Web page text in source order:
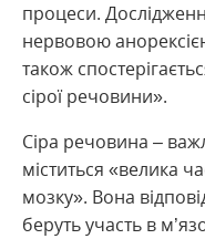
процеси.
нервовою
також
сірої речовини».
Сіра речовина –
міститься «велика
мозку». Вона
беруть участь в